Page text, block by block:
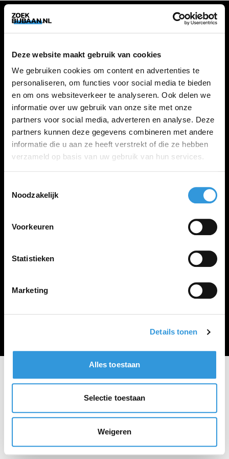
Deze website maakt gebruik van cookies
We gebruiken cookies om content en advertenties te
personaliseren, om functies voor social media te bieden
en om ons websiteverkeer te analyseren. Ook delen we
informatie over uw gebruik van onze site met onze
partners voor social media, adverteren en analyse. Deze
partners kunnen deze gegevens combineren met andere
informatie die u aan ze heeft verstrekt of die ze hebben
verzameld op basis van uw gebruik van hun services.
Noodzakelijk
Voorkeuren
Statistieken
Marketing
Details tonen
Alles toestaan
Selectie toestaan
Weigeren
ZOEKBIJBAAN
FAQ
Kennis maken met MELON
VACATURES
Alle vacatures